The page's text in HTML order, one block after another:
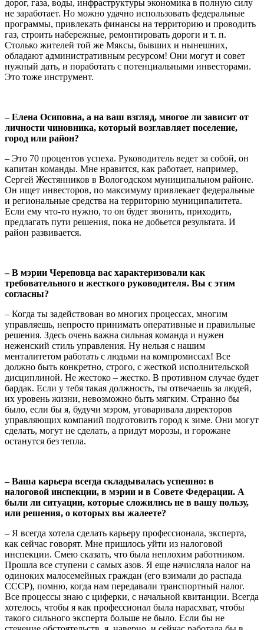
дорог, газа, воды, инфраструктуры экономика в полную силу
не заработает. Но можно удачно использовать федеральные
программы, привлекать финансы на территорию и проводить
газ, строить набережные, ремонтировать дороги и т. п.
Столько жителей той же Мяксы, бывших и нынешних,
обладают административным ресурсом! Они могут и совет
нужный дать, и поработать с потенциальными инвесторами.
Это тоже инструмент.
– Елена Осиповна, а на ваш взгляд, многое ли зависит от
личности чиновника, который возглавляет поселение,
город или район?
– Это 70 процентов успеха. Руководитель ведет за собой, он
капитан команды. Мне нравится, как работает, например,
Сергей Жестянников в Вологодском муниципальном районе.
Он ищет инвесторов, по максимуму привлекает федеральные
и региональные средства на территорию муниципалитета.
Если ему что-то нужно, то он будет звонить, приходить,
предлагать пути решения, пока не добьется результата. И
район развивается.
– В мэрии Череповца вас характеризовали как
требовательного и жесткого руководителя. Вы с этим
согласны?
– Когда ты задействован во многих процессах, многим
управляешь, непросто принимать оперативные и правильные
решения. Здесь очень важна сильная команда и нужен
неженский стиль управления. Ну нельзя с нашим
менталитетом работать с людьми на компромиссах! Все
должно быть конкретно, строго, с жесткой исполнительской
дисциплиной. Не жестоко – жестко. В противном случае будет
бардак. Если у тебя такая должность, ты отвечаешь за людей,
их уровень жизни, невозможно быть мягким. Странно бы
было, если бы я, будучи мэром, уговаривала директоров
управляющих компаний подготовить город к зиме. Они могут
сделать, могут не сделать, а придут морозы, и горожане
останутся без тепла.
– Ваша карьера всегда складывалась успешно: в
налоговой инспекции, в мэрии и в Совете Федерации. А
были ли ситуации, которые сложились не в вашу пользу,
или решения, о которых вы жалеете?
– Я всегда хотела сделать карьеру профессионала, эксперта,
как сейчас говорят. Мне пришлось уйти из налоговой
инспекции. Смею сказать, что была неплохим работником.
Прошла все ступени с самых азов. Я еще начисляла налог на
одиноких малосемейных граждан (его взимали до распада
СССР), помню, когда нам передавали транспортный налог.
Все процессы знаю с циферки, с начальной квитанции. Всегда
хотелось, чтобы я как профессионал была нарасхват, чтобы
такого сильного эксперта больше не было. Если бы не